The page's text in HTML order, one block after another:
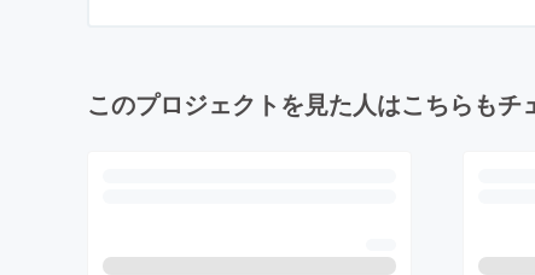
このプロジェクトを見た人はこちらもチ